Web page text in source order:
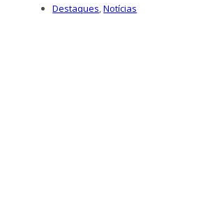
Destaques,Notícias